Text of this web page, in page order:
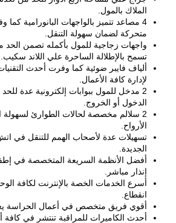
الملاك بالمول.
متحركة لضمان سهولة التنقل.
واجهات زجاجية للمول بأكمله تصمن الحد من
تسمح بالإطلالة الساحرة علي اللاند سكيب.
ألياف فايبر ضوئية كما وفرت أحدث التقنيات
لإدارة كافة الأعمال.
2 مدخل للمول ببوابات إلكترونية عدة للحد
الدخول أو الخروج.
2 سلالم مخصصة لحالات الطوارئ لسهولة
الأرواح.
تسهيلات عدة لأصحاب الهمم للتنقل في اتش مول
الجديدة.
أفضل الأنظمة السريعة المتخصصة في إطفاء
إنذار مباشر.
أسرع الخدمات الخصة بالإنترنت لكافة
انقطاع.
أقوي فريق متخصص في أعمال الحراسة يعمل
أحدث الكاميرات للمراقبة تنتشر في كافة